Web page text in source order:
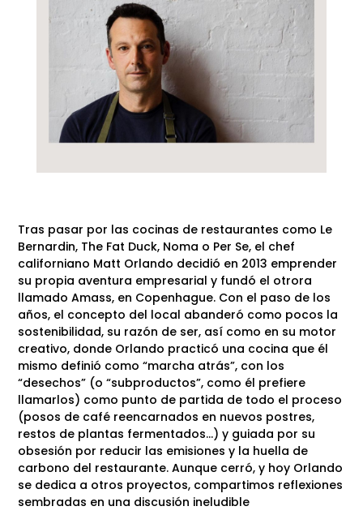
Tras pasar por las cocinas de restaurantes como Le
Bernardin, The Fat Duck, Noma o Per Se, el chef
californiano Matt Orlando decidió en 2013 emprender
su propia aventura empresarial y fundó el otrora
llamado Amass, en Copenhague. Con el paso de los
años, el concepto del local abanderó como pocos la
sostenibilidad, su razón de ser, así como en su motor
creativo, donde Orlando practicó una cocina que él
mismo definió como “marcha atrás”, con los
“desechos” (o “subproductos”, como él prefiere
llamarlos) como punto de partida de todo el proceso
(posos de café reencarnados en nuevos postres,
restos de plantas fermentados…) y guiada por su
obsesión por reducir las emisiones y la huella de
carbono del restaurante. Aunque cerró, y hoy Orlando
se dedica a otros proyectos, compartimos reflexiones
sembradas en una discusión ineludible